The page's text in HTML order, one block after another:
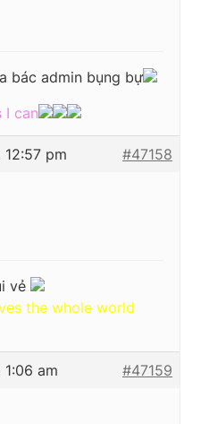
bác admin bụng bự
I can
pm #47158
vẻ
the whole world
am #47159